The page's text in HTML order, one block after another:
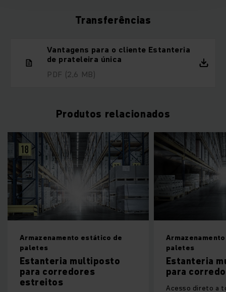
Transferências
Vantagens para o cliente Estanteria
de prateleira única
PDF (2,6 MB)
Produtos relacionados
Armazenamento estático de
paletes
Estanteria multiposto
para corredores
estreitos
paletes
Estanteria
para
Acesso direto a